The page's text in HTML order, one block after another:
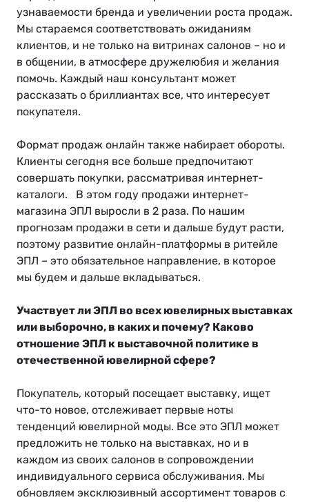
узнаваемости бренда и увеличении роста продаж.
Мы стараемся соответствовать ожиданиям
клиентов, и не только на витринах салонов – но и
в общении, в атмосфере дружелюбия и желания
помочь. Каждый наш консультант может
рассказать о бриллиантах все, что интересует
покупателя.
Формат продаж онлайн также набирает обороты.
Клиенты сегодня все больше предпочитают
совершать покупки, рассматривая интернет-
каталоги. В этом году продажи интернет-
магазина ЭПЛ выросли в 2 раза. По нашим
прогнозам продажи в сети и дальше будут расти,
поэтому развитие онлайн-платформы в ритейле
ЭПЛ – это обязательное направление, в которое
мы будем и дальше вкладываться.
Участвует ли ЭПЛ во всех ювелирных выставках
или выборочно, в каких и почему? Каково
отношение ЭПЛ к выставочной политике в
отечественной ювелирной сфере?
Покупатель, который посещает выставку, ищет
что-то новое, отслеживает первые ноты
тенденций ювелирной моды. Все это ЭПЛ может
предложить не только на выставках, но и в
каждом из своих салонов в сопровождении
индивидуального сервиса обслуживания. Мы
обновляем эксклюзивный ассортимент товаров с